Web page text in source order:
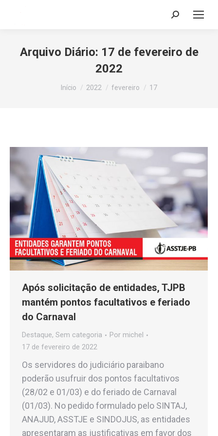
Search:
Arquivo Diário: 17 de fevereiro de
2022
Você está aqui:
Início 2022 fevereiro 17
Após solicitação de entidades, TJPB
mantém pontos facultativos e feriado
do Carnaval
Destaque, Sem categoria Por michel
17 de fevereiro de 2022
Os servidores do judiciário paraibano
poderão usufruir dos pontos facultativos
(28/02 e 01/03) e do feriado de Carnaval
(01/03). No pedido formulado pelo SINTAJ,
ANAJUD, ASSTJE e SINDOJUS, as entidades
apresentaram as justificativas em favor dos